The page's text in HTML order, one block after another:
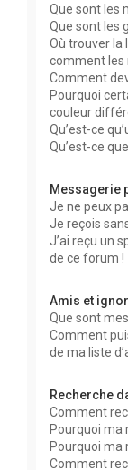
Que sont les
Que sont les
Où trouver la
comment les
Comment
Pourquoi
couleur
Qu’est-ce
Qu’est-ce
Messagerie
Je ne peux
Je reçois
J’ai reçu un
de ce forum !
Amis et
Que sont
Comment
de ma liste
Recherche
Comment
Pourquoi ma
Pourquoi ma
Comment